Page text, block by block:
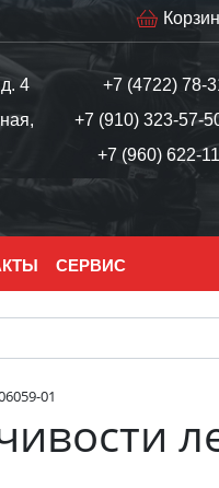
4
+7 (4722) 78-
+7 (910) 323-57-
+7 (960) 622-
СЕРВИС
01